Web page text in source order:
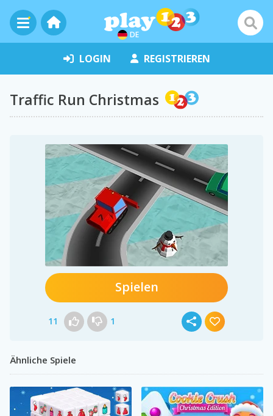
DE
LOGIN REGISTRIEREN
Traffic Run Christmas
Spielen
11 1
Ähnliche Spiele